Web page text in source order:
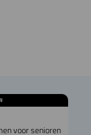
voor senioren